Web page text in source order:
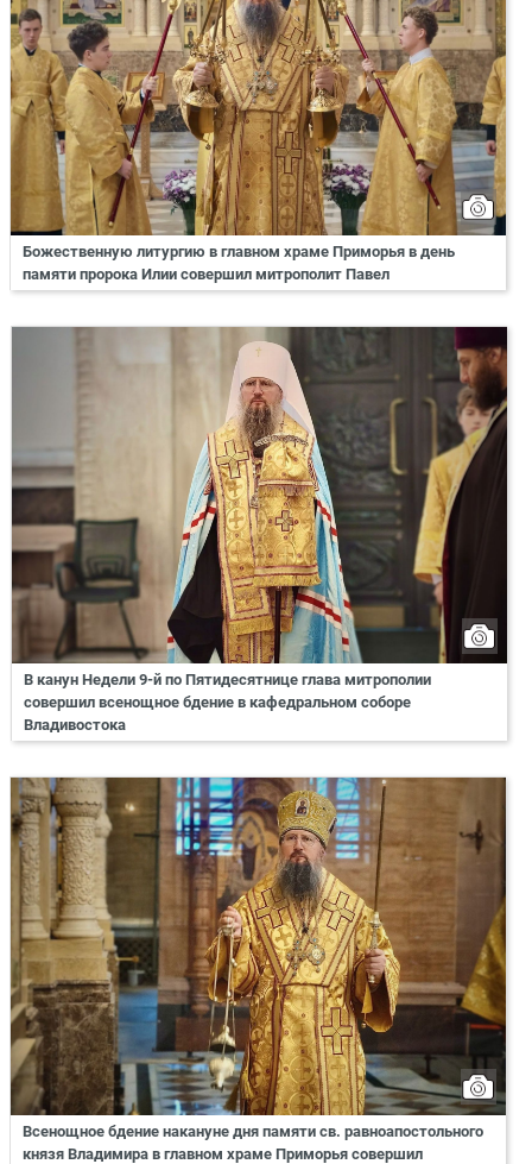
Божественную литургию в главном храме Приморья в день
памяти пророка Илии совершил митрополит Павел
В канун Недели 9-й по Пятидесятнице глава митрополии
совершил всенощное бдение в кафедральном соборе
Владивостока
Всенощное бдение накануне дня памяти св. равноапостольного
князя Владимира в главном храме Приморья совершил